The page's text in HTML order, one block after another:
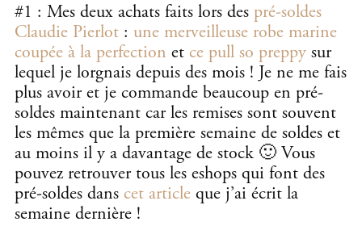
#1 : Mes deux achats faits lors des pré-soldes
Claudie Pierlot : une merveilleuse robe marine
coupée à la perfection et ce pull so preppy sur
lequel je lorgnais depuis des mois ! Je ne me fais
plus avoir et je commande beaucoup en pré-
soldes maintenant car les remises sont souvent
les mêmes que la première semaine de soldes et
au moins il y a davantage de stock 🙂 Vous
pouvez retrouver tous les eshops qui font des
pré-soldes dans cet article que j’ai écrit la
semaine dernière !